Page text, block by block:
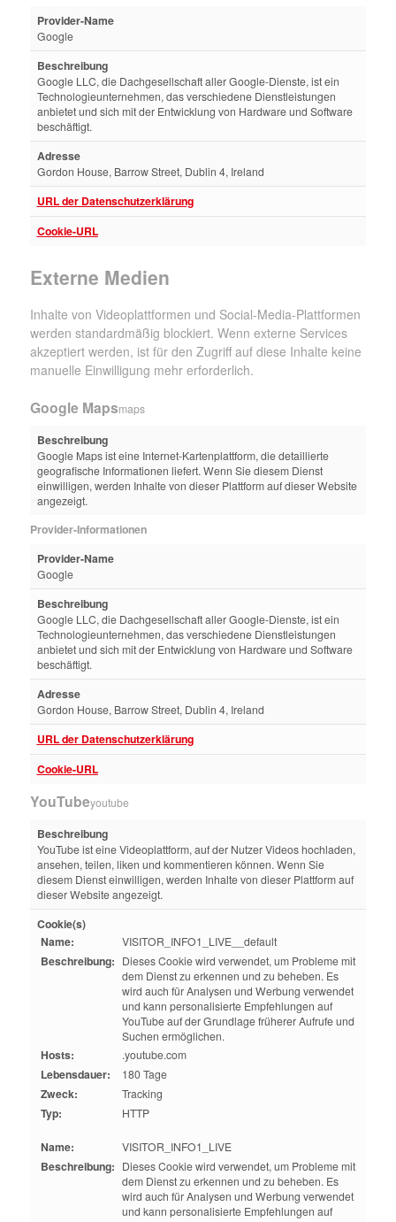
Provider-Name
Google
Beschreibung
Google LLC, die Dachgesellschaft aller Google-Dienste, ist ein
Technologieunternehmen, das verschiedene Dienstleistungen
anbietet und sich mit der Entwicklung von Hardware und Software
beschäftigt.
Adresse
Gordon House, Barrow Street, Dublin 4, Ireland
URL der Datenschutzerklärung
Cookie-URL
Externe Medien
Inhalte von Videoplattformen und Social-Media-Plattformen
werden standardmäßig blockiert. Wenn externe Services
akzeptiert werden, ist für den Zugriff auf diese Inhalte keine
manuelle Einwilligung mehr erforderlich.
Google Mapsmaps
Beschreibung
Google Maps ist eine Internet-Kartenplattform, die detaillierte
geografische Informationen liefert. Wenn Sie diesem Dienst
einwilligen, werden Inhalte von dieser Plattform auf dieser Website
angezeigt.
Provider-Informationen
Provider-Name
Google
Beschreibung
Google LLC, die Dachgesellschaft aller Google-Dienste, ist ein
Technologieunternehmen, das verschiedene Dienstleistungen
anbietet und sich mit der Entwicklung von Hardware und Software
beschäftigt.
Adresse
Gordon House, Barrow Street, Dublin 4, Ireland
URL der Datenschutzerklärung
Cookie-URL
YouTubeyoutube
Beschreibung
YouTube ist eine Videoplattform, auf der Nutzer Videos hochladen,
ansehen, teilen, liken und kommentieren können. Wenn Sie
diesem Dienst einwilligen, werden Inhalte von dieser Plattform auf
dieser Website angezeigt.
Cookie(s)
Name:
VISITOR_INFO1_LIVE__default
Beschreibung: Dieses Cookie wird verwendet, um Probleme mit
dem Dienst zu erkennen und zu beheben. Es
wird auch für Analysen und Werbung verwendet
und kann personalisierte Empfehlungen auf
YouTube auf der Grundlage früherer Aufrufe und
Suchen ermöglichen.
Hosts: .youtube.com
Lebensdauer: 180 Tage
Zweck: Tracking
Typ: HTTP
Name: VISITOR_INFO1_LIVE
Beschreibung: Dieses Cookie wird verwendet, um Probleme mit
dem Dienst zu erkennen und zu beheben. Es
wird auch für Analysen und Werbung verwendet
und kann personalisierte Empfehlungen auf